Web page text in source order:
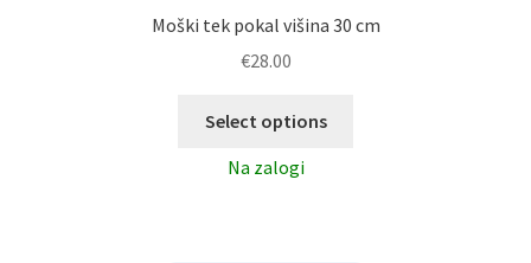
Moški tek pokal višina 30 cm
€28.00
Select options
Na zalogi